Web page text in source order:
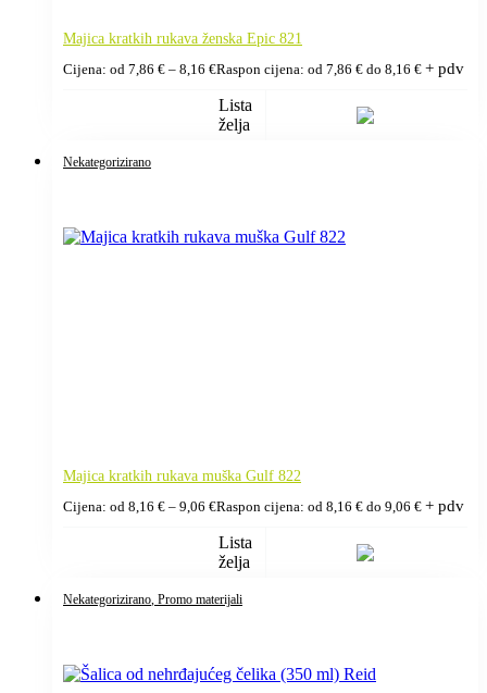
Majica kratkih rukava ženska Epic 821
Cijena: od 7,86 € – 8,16 €Raspon cijena: od 7,86 € do 8,16 € + pdv
Lista
želja
Nekategorizirano
Majica kratkih rukava muška Gulf 822
Cijena: od 8,16 € – 9,06 €Raspon cijena: od 8,16 € do 9,06 € + pdv
Lista
želja
Nekategorizirano , Promo materijali